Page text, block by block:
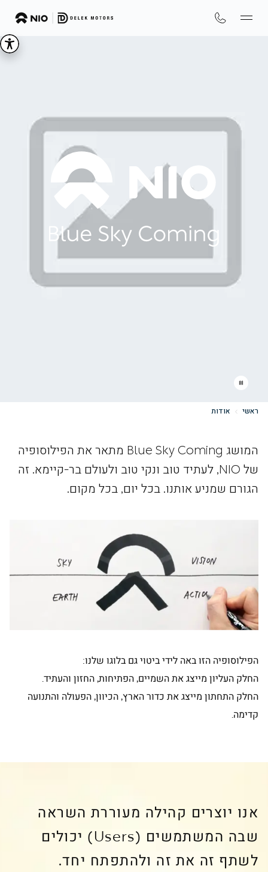
are
ראשי אודות
המושג Blue Sky Coming מתאר את הפילוסופיה
של NIO, לעתיד טוב ונקי טוב ולעולם בר-קיימא. זה
הגורם שמניע אותנו. בכל יום, בכל מקום.
הפילוסופיה הזו באה לידי ביטוי גם בלוגו שלנו:
החלק העליון מייצג את השמיים, הפתיחות, החזון והעתיד.
החלק התחתון מייצג את כדור הארץ, הכיוון, הפעולה והתנועה
קדימה.
אנו יוצרים קהילה מעוררת השראה
שבה המשתמשים (Users) יכולים
לשתף זה את זה ולהתפתח יחד.